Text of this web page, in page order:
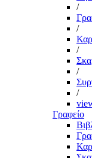
/
/
/
/
/
Γραφείο